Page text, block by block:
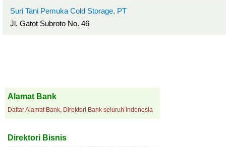
Suri Tani Pemuka Cold Storage, PT
Jl. Gatot Subroto No. 46
Alamat Bank
Daftar Alamat Bank, Direktori Bank seluruh Indonesia
Direktori Bisnis